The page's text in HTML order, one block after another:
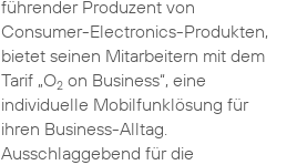
führender Produzent von
Consumer-Electronics-Produkten,
bietet seinen Mitarbeitern mit dem
Tarif „O2on Business“, eine
individuelle Mobilfunklösung für
ihren Business-Alltag.
Ausschlaggebend für die